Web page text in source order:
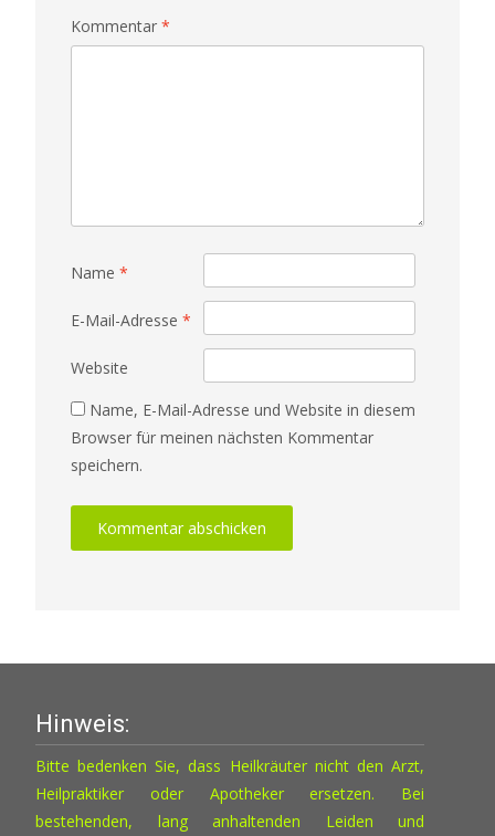
Kommentar *
Name *
E-Mail-Adresse *
Website
Name, E-Mail-Adresse und Website in diesem
Browser für meinen nächsten Kommentar
speichern.
Hinweis:
Bitte bedenken Sie, dass Heilkräuter nicht den Arzt,
Heilpraktiker oder Apotheker ersetzen. Bei
bestehenden, lang anhaltenden Leiden und